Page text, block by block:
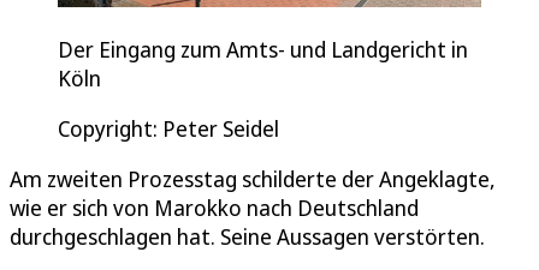
Der Eingang zum Amts- und Landgericht in
Köln
Copyright: Peter Seidel
Am zweiten Prozesstag schilderte der Angeklagte,
wie er sich von Marokko nach Deutschland
durchgeschlagen hat. Seine Aussagen verstörten.